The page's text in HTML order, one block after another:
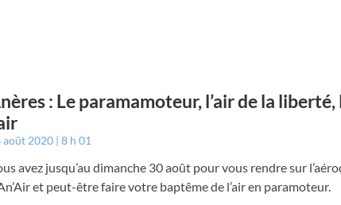
: Le paramamoteur, l’air de la
août 2020 8 h 01
avez jusqu’au dimanche 30 août pour vous rendre sur
et peut-être faire votre baptême de l’air en paramoteur.